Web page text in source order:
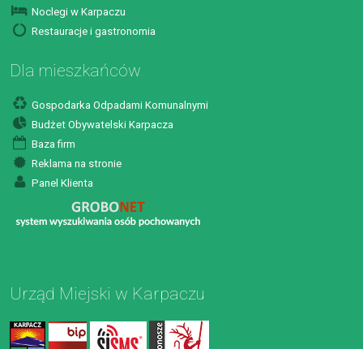
Noclegi w Karpaczu
Restauracje i gastronomia
Dla mieszkańców
Gospodarka Odpadami Komunalnymi
Budżet Obywatelski Karpacza
Baza firm
Reklama na stronie
Panel Klienta
Urząd Miejski w Karpaczu